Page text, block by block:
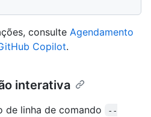
consulte Agendamento
Copilot.
interativa
de linha de comando
--